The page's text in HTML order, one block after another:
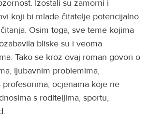
Izostali su zamorni i
koji bi mlade čitatelje potencijalno
Osim toga, sve teme kojima
bliske su i veoma
Tako se kroz ovaj roman govori o
ljubavnim problemima,
profesorima, ocjenama koje ne
s roditeljima, sportu,